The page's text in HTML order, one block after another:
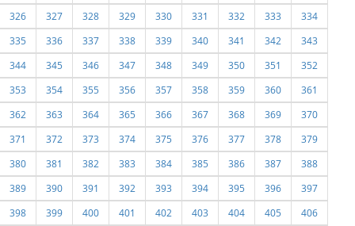
326
327 328 329 330 331 332 333
334
335
336 337 338 339 340 341 342
343
344
345 346 347 348 349 350 351
352
353
354 355 356 357 358 359 360
361
362
363 364 365 366 367 368 369
370
371
372 373 374 375 376 377 378
379
380
381 382 383 384 385 386 387
388
389
390 391 392 393 394 395 396
397
398
399 400 401 402 403 404 405
406